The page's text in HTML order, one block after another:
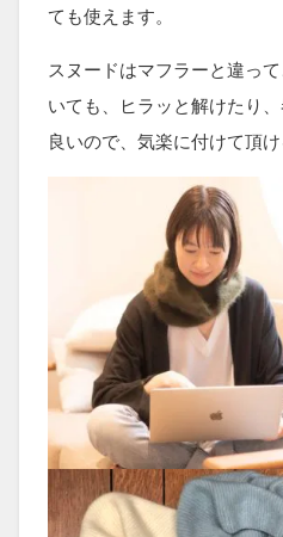
ても使えます。
スヌードはマフラーと違っ
いても、ヒラッと解けたり
良いので、気楽に付けて頂け